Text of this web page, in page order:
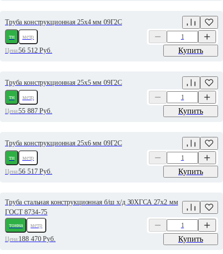
Труба конструкционная 25х4 мм 09Г2С
тн
метр
Цена:56 512Руб. Купить
Труба конструкционная 25х5 мм 09Г2С
тн
метр
Цена:55 887Руб. Купить
Труба конструкционная 25х6 мм 09Г2С
тн
метр
Цена:56 517Руб. Купить
Труба стальная конструкционная б/ш х/д 30ХГСА 27х2 мм
ГОСТ 8734-75
тонна
метр
Цена:188 470Руб. Купить